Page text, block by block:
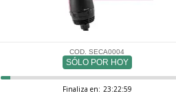
COD. SECA0004
SÓLO POR HOY
Finaliza en: 23:22:58